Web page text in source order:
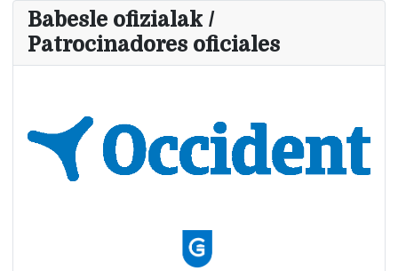
Babesle ofizialak /
Patrocinadores oficiales